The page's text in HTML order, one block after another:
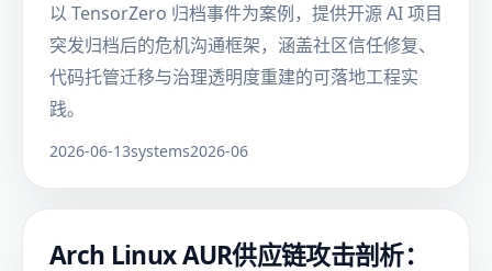
以 TensorZero 归档事件为案例，提供开源 AI 项目
突发归档后的危机沟通框架，涵盖社区信任修复、
代码托管迁移与治理透明度重建的可落地工程实
践。
2026-06-13systems2026-06
Arch Linux AUR供应链攻击剖析：